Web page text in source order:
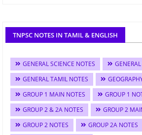
TNPSC NOTES IN TAMIL & ENGLISH
GENERAL SCIENCE NOTES
GENERAL TAMIL NOTES
GROUP 1 MAIN NOTES
GROUP 1
GROUP 2 & 2A NOTES
GROUP 2
GROUP 2 NOTES
GROUP 2A NOTES